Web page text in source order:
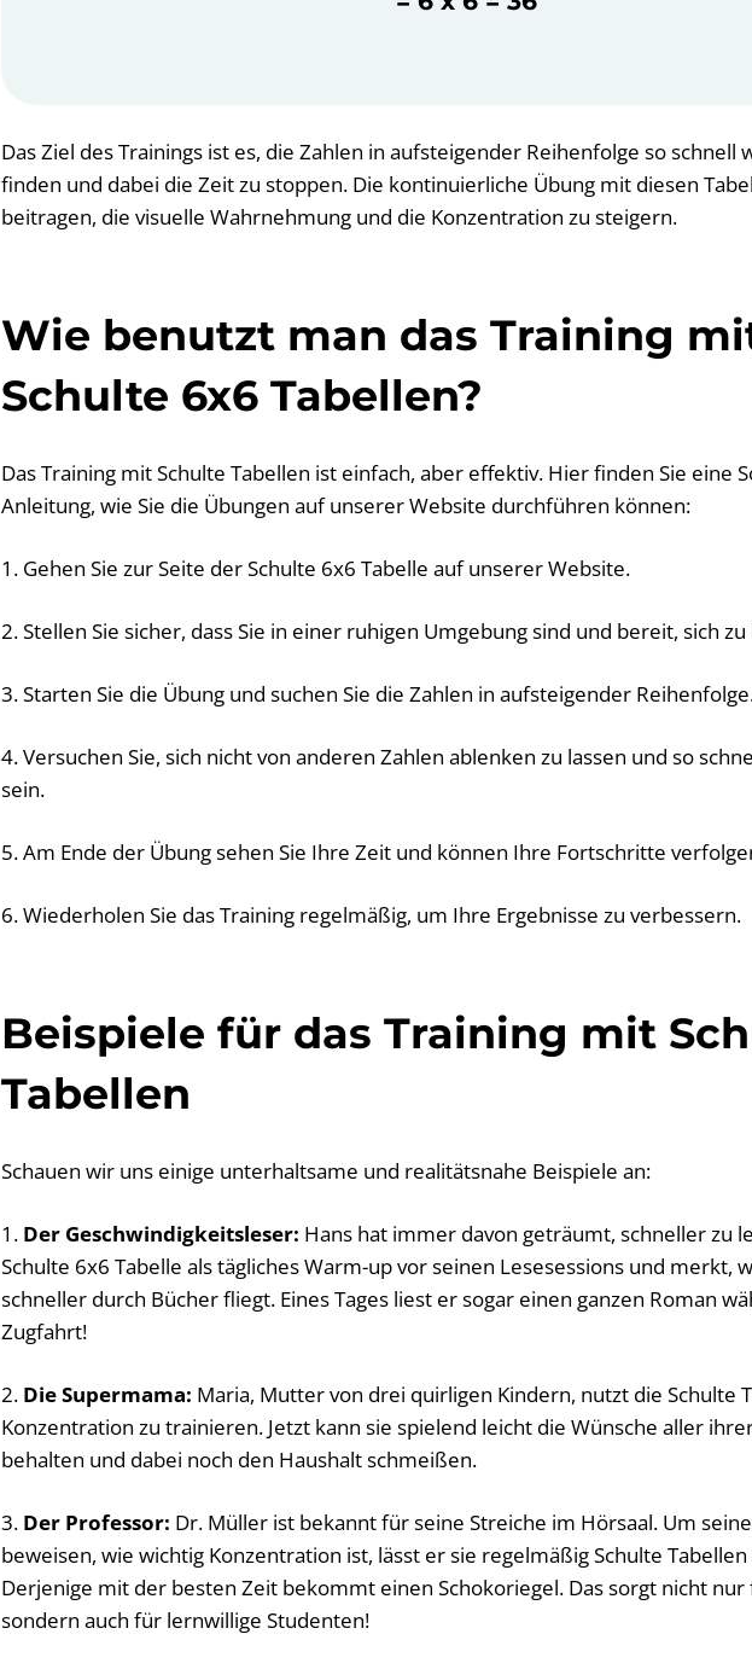
Das Ziel des Trainings ist es, die Zahlen in aufsteigender Reihenfolge so schnell
finden und dabei die Zeit zu stoppen. Die kontinuierliche Übung mit diesen
beitragen, die visuelle Wahrnehmung und die Konzentration zu steigern.
Wie benutzt man das Training
Schulte 6x6 Tabellen?
Das Training mit Schulte Tabellen ist einfach, aber effektiv. Hier finden Sie eine
Anleitung, wie Sie die Übungen auf unserer Website durchführen können:
1. Gehen Sie zur Seite der Schulte 6x6 Tabelle auf unserer Website.
2. Stellen Sie sicher, dass Sie in einer ruhigen Umgebung sind und bereit, sich
3. Starten Sie die Übung und suchen Sie die Zahlen in aufsteigender
4. Versuchen Sie, sich nicht von anderen Zahlen ablenken zu lassen und so
sein.
5. Am Ende der Übung sehen Sie Ihre Zeit und können Ihre Fortschritte
6. Wiederholen Sie das Training regelmäßig, um Ihre Ergebnisse zu verbessern.
Beispiele für das Training mit
Tabellen
Schauen wir uns einige unterhaltsame und realitätsnahe Beispiele an:
1. Der Geschwindigkeitsleser: Hans hat immer davon geträumt, schneller zu
Schulte 6x6 Tabelle als tägliches Warm-up vor seinen Lesesessions und merkt,
schneller durch Bücher fliegt. Eines Tages liest er sogar einen ganzen Roman
Zugfahrt!
2. Die Supermama: Maria, Mutter von drei quirligen Kindern, nutzt die Schulte
Konzentration zu trainieren. Jetzt kann sie spielend leicht die Wünsche aller
behalten und dabei noch den Haushalt schmeißen.
3. Der Professor: Dr. Müller ist bekannt für seine Streiche im Hörsaal. Um
beweisen, wie wichtig Konzentration ist, lässt er sie regelmäßig Schulte
Derjenige mit der besten Zeit bekommt einen Schokoriegel. Das sorgt nicht nur
sondern auch für lernwillige Studenten!